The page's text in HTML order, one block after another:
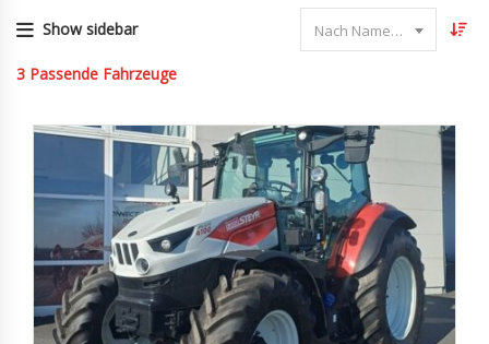
Show sidebar Nach Name sortieren
3 Passende Fahrzeuge